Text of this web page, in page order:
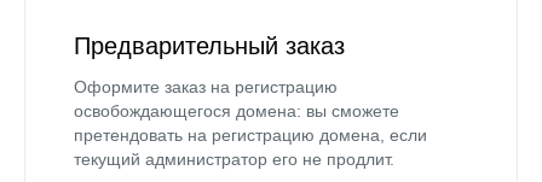
Предварительный заказ
Оформите заказ на регистрацию
освобождающегося домена: вы сможете
претендовать на регистрацию домена, если
текущий администратор его не продлит.